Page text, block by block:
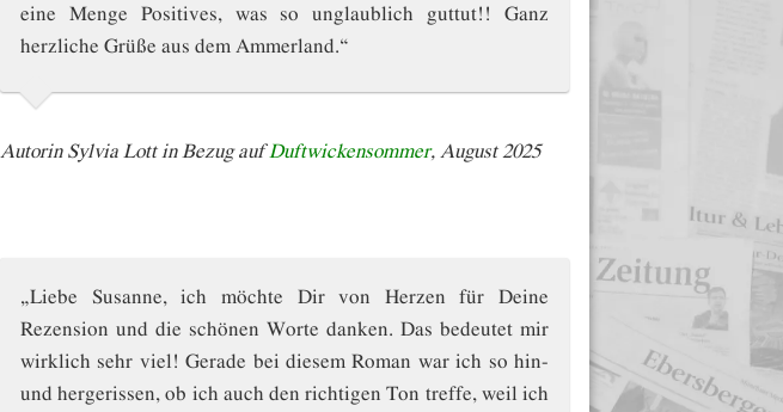
eine Menge Positives, was so unglaublich guttut!! Ganz
herzliche Grüße aus dem Ammerland.“
Autorin Sylvia Lott in Bezug auf Duftwickensommer, August 2025
„Liebe Susanne, ich möchte Dir von Herzen für Deine
Rezension und die schönen Worte danken. Das bedeutet mir
wirklich sehr viel! Gerade bei diesem Roman war ich so hin-
und hergerissen, ob ich auch den richtigen Ton treffe, weil ich